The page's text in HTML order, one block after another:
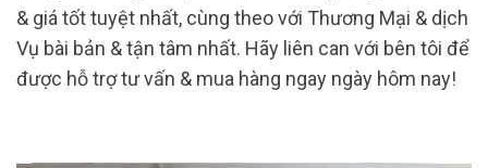
& giá tốt tuyệt nhất, cùng theo với Thương Mại & dịch
Vụ bài bản & tận tâm nhất. Hãy liên can với bên tôi để
được hỗ trợ tư vấn & mua hàng ngay ngày hôm nay!